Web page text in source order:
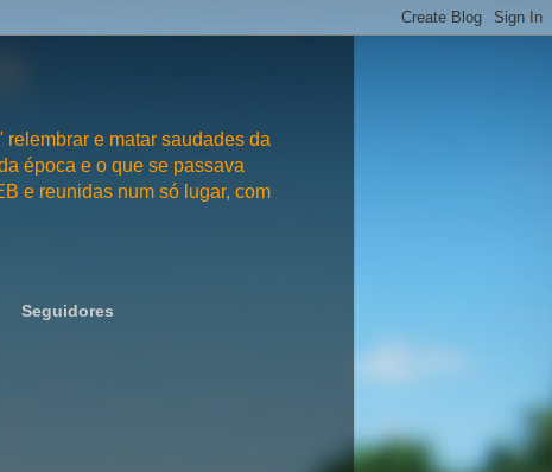
e matar saudades da
época e o que se passava
e reunidas num só lugar, com
Seguidores